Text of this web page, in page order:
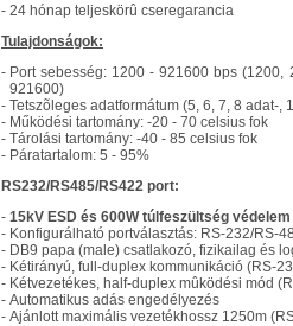
- 24 hónap teljeskörû cseregarancia
Tulajdonságok:
- Port sebesség: 1200 - 921600 bps
921600)
- Tetszõleges adatformátum (5, 6, 7, 8 adat-,
- Működési tartomány: -20 - 70 celsius fok
- Tárolási tartomány: -40 - 85 celsius fok
- Páratartalom: 5 - 95%
RS232/RS485/RS422 port:
- 15kV ESD és 600W túlfeszültség védelem
- Konfigurálható portválasztás: RS-232/RS-
- DB9 papa (male) csatlakozó, fizikailag és
- Kétirányú, full-duplex kommunikáció (RS-
- Kétvezetékes, half-duplex mûködési mód
- Automatikus adás engedélyezés
- Ajánlott maximális vezetékhossz 1250m